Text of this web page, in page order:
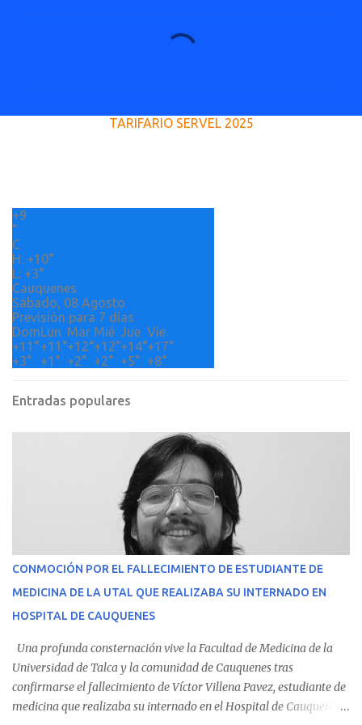
s
TARIFARIO SERVEL 2025
+9
°
C
H: +10°
L: +3°
Cauquenes
Sábado, 08 Agosto
Previsión para 7 días
DomLun Mar Mié Jue Vie
+11°+11°+12°+12°+14°+17°
+3° +1° +2° +2° +5° +8°
Entradas populares
CONMOCIÓN POR EL FALLECIMIENTO DE ESTUDIANTE DE
MEDICINA DE LA UTAL QUE REALIZABA SU INTERNADO EN
HOSPITAL DE CAUQUENES
Una profunda consternación vive la Facultad de Medicina de la
Universidad de Talca y la comunidad de Cauquenes tras
confirmarse el fallecimiento de Víctor Villena Pavez, estudiante de
medicina que realizaba su internado en el Hospital de Cauquenes.